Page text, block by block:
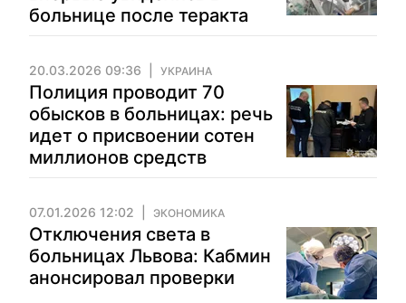
больнице после теракта
20.03.2026 09:36 УКРАИНА
Полиция проводит 70
обысков в больницах: речь
идет о присвоении сотен
миллионов средств
07.01.2026 12:02 ЭКОНОМИКА
Отключения света в
больницах Львова: Кабмин
анонсировал проверки